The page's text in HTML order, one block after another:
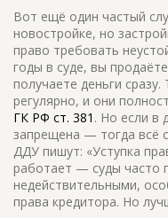
Вот ещё один частый
новостройке, но
право требовать
годы в суде, вы
получаете деньги
регулярно, и они
ГК РФ ст. 381 . Но если в
запрещена — тогда всё
ДДУ пишут: «Уступка
работает — суды часто
недействительными,
права кредитора. Но